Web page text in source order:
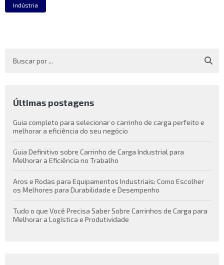
Indústria
Últimas postagens
Guia completo para selecionar o carrinho de carga perfeito e
melhorar a eficiência do seu negócio
Guia Definitivo sobre Carrinho de Carga Industrial para
Melhorar a Eficiência no Trabalho
Aros e Rodas para Equipamentos Industriais: Como Escolher
os Melhores para Durabilidade e Desempenho
Tudo o que Você Precisa Saber Sobre Carrinhos de Carga para
Melhorar a Logística e Produtividade